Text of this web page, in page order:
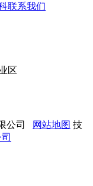
联系我们
区
公司 网站地图 技